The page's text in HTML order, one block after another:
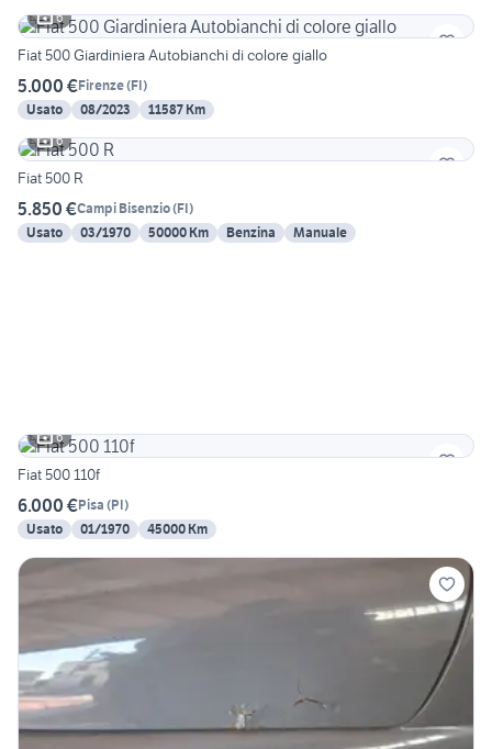
6
Fiat 500 Giardiniera Autobianchi di colore giallo
5.000 €Firenze(FI)
Usato
08/2023
11587 Km
6
Fiat 500 R
5.850 €Campi Bisenzio(FI)
Usato
03/1970 50000 Km Benzina Manuale
6
Fiat 500 110f
6.000 €Pisa (PI)
Usato
01/1970 45000 Km